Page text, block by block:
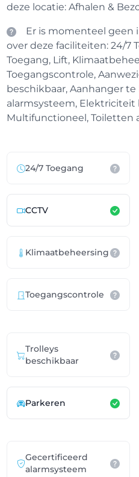
deze locatie: Afhalen &
Er is momenteel geen
over deze faciliteiten: 24/7
Toegang, Lift,
Toegangscontrole,
beschikbaar, Aanhanger
alarmsysteem, Elektriciteit
Multifunctioneel, Toiletten
24/7 Toegang
CCTV
Klimaatbeheersing
Toegangscontrole
Trolleys
beschikbaar
Parkeren
Gecertificeerd
alarmsysteem